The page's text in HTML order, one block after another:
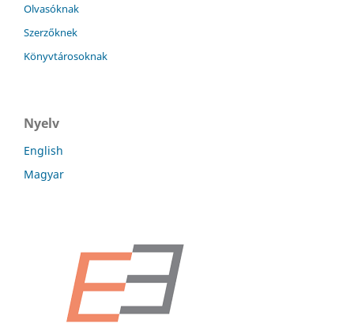
Olvasóknak
Szerzőknek
Könyvtárosoknak
Nyelv
English
Magyar